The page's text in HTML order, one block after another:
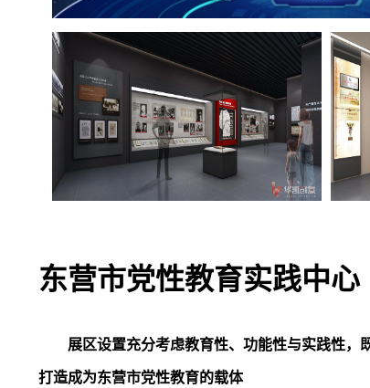
东营市党性教育实践中心
展区设置充分考虑教育性、功能性与实践性
打造成为东营市党性教育的载体